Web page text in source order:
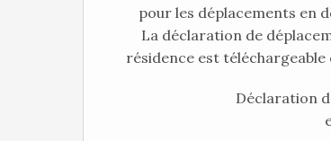
pour les déplacements en
La déclaration de
résidence est
Déclaration